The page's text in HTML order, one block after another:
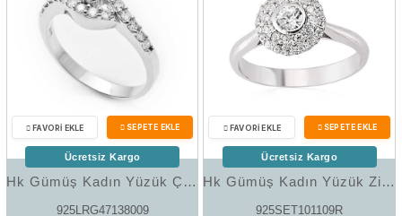
Hk Gümüş Kadın Yüzük Çok Taşlı |Gümüş Takı Hediyelik Ürünler
925LRG47138009
Ücretsiz Kargo
Hk Gümüş Kadın Yüzük Zirkon Taşlı |Gümüş Takı Hediyelik Ürünler
925SET101109R
Ücretsiz Kargo